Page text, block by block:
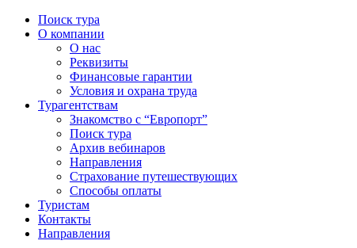
Поиск тура
О компании
О нас
Реквизиты
Финансовые гарантии
Условия и охрана труда
Турагентствам
Знакомство с “Европорт”
Поиск тура
Архив вебинаров
Направления
Страхование путешествующих
Способы оплаты
Туристам
Контакты
Направления